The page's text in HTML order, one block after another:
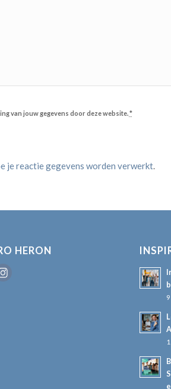
van jouw gegevens door deze website. *
je reactie gegevens worden verwerkt
HERON